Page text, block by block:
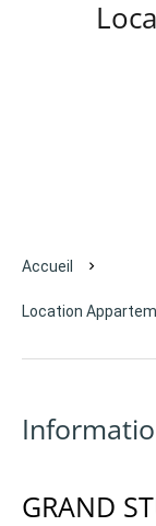
Accueil
Location
GRAND